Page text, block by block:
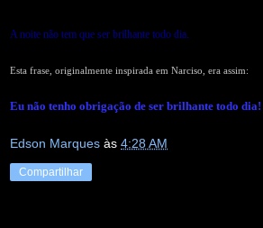
A noite não tem que ser brilhante todo dia.
Esta frase, originalmente inspirada em Narciso, era assim:
Eu não tenho obrigação de ser brilhante todo dia!
Edson Marques às 4:28 AM
Compartilhar